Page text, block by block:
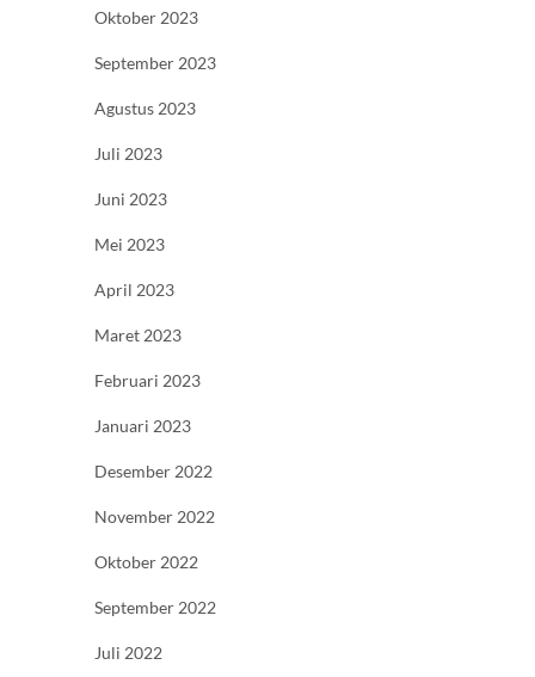
Oktober 2023
September 2023
Agustus 2023
Juli 2023
Juni 2023
Mei 2023
April 2023
Maret 2023
Februari 2023
Januari 2023
Desember 2022
November 2022
Oktober 2022
September 2022
Juli 2022